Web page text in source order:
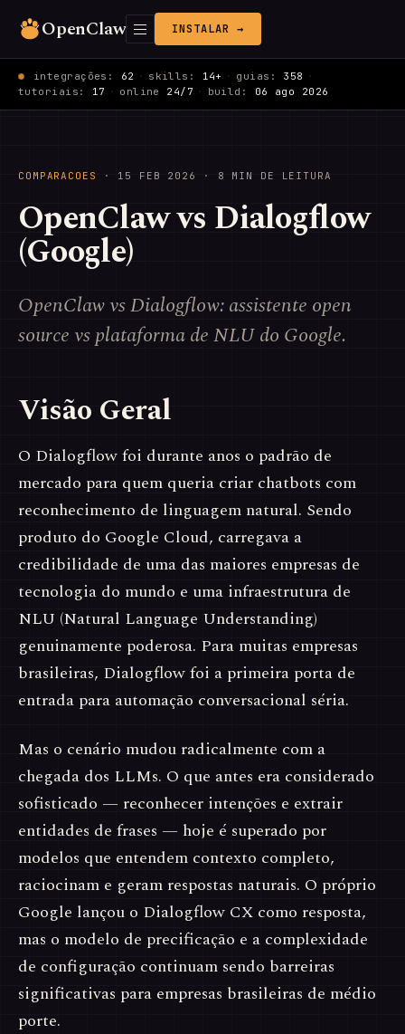
OpenClaw INSTALAR →
integrações: 62 · skills: 14+ · guias: 358 ·
tutoriais: 17 · online 24/7 · build: 06 ago 2026
COMPARACOES · 15 FEB 2026 · 8 MIN DE LEITURA
OpenClaw vs Dialogflow
(Google)
OpenClaw vs Dialogflow: assistente open
source vs plataforma de NLU do Google.
Visão Geral
O Dialogflow foi durante anos o padrão de
mercado para quem queria criar chatbots com
reconhecimento de linguagem natural. Sendo
produto do Google Cloud, carregava a
credibilidade de uma das maiores empresas de
tecnologia do mundo e uma infraestrutura de
NLU (Natural Language Understanding)
genuinamente poderosa. Para muitas empresas
brasileiras, Dialogflow foi a primeira porta de
entrada para automação conversacional séria.
Mas o cenário mudou radicalmente com a
chegada dos LLMs. O que antes era considerado
sofisticado — reconhecer intenções e extrair
entidades de frases — hoje é superado por
modelos que entendem contexto completo,
raciocinam e geram respostas naturais. O próprio
Google lançou o Dialogflow CX como resposta,
mas o modelo de precificação e a complexidade
de configuração continuam sendo barreiras
significativas para empresas brasileiras de médio
porte.